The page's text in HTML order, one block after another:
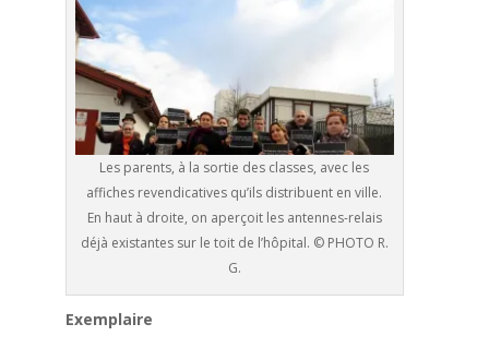
Les parents, à la sortie des classes, avec les
affiches revendicatives qu’ils distribuent en ville.
En haut à droite, on aperçoit les antennes-relais
déjà existantes sur le toit de l’hôpital. © PHOTO R.
G.
Exemplaire